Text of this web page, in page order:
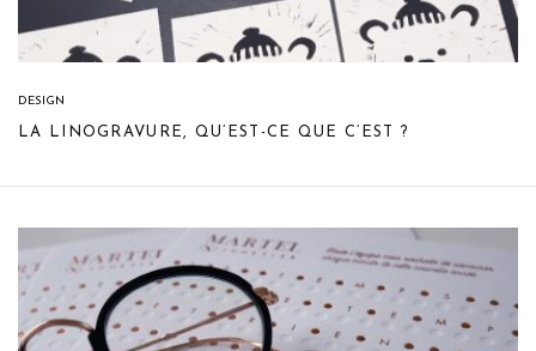
DESIGN
LA LINOGRAVURE, QU’EST-CE QUE C’EST ?